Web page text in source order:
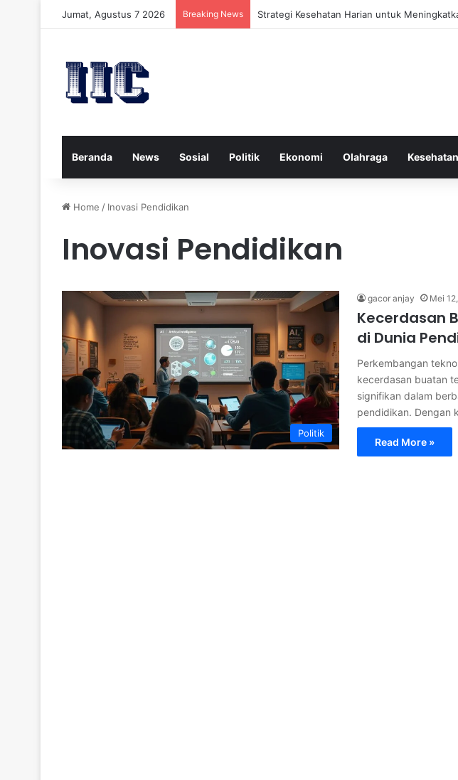
Jumat, Agustus 7 2026 Breaking News Strategi Kesehatan Harian untuk
Beranda News Sosial Politik Ekonomi Olahraga Kesehatan
Home / Inovasi Pendidikan
Inovasi Pendidikan
Politik
gacor anjay Mei
Kecerdasan
di Dunia
Perkembangan
kecerdasan buatan
signifikan dalam
pendidikan. Dengan
Read More »